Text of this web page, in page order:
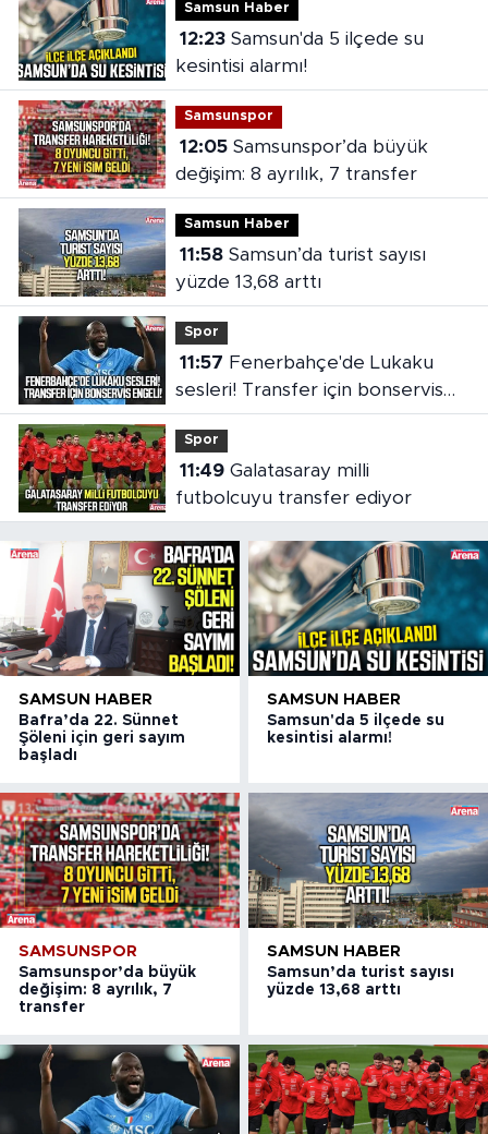
Samsun Haber
12:23Samsun'da 5 ilçede su
kesintisi alarmı!
Samsunspor
12:05Samsunspor’da büyük
değişim: 8 ayrılık, 7 transfer
Samsun Haber
11:58Samsun’da turist sayısı
yüzde 13,68 arttı
Spor
11:57
sesleri! Transfer için bonservis
engeli
Spor
11:49Galatasaray milli
futbolcuyu transfer ediyor
SAMSUN HABER
Bafra’da 22. Sünnet
Şöleni için geri sayım
başladı
SAMSUN HABER
Samsun'da 5 ilçede su
kesintisi alarmı!
SAMSUNSPOR
Samsunspor’da büyük
değişim: 8 ayrılık, 7
transfer
SAMSUN HABER
Samsun’da turist sayısı
yüzde 13,68 arttı